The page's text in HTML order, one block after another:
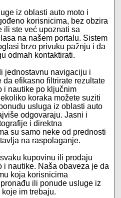
iz oblasti auto moto i
korisnicima, bez obzira
ili ste već upoznati sa
na našem portalu. Sistem
brzo privuku pažnju i da
odmah kontaktirati.
jednostavnu navigaciju i
da efikasno filtrirate rezultate
i nautike po ključnim
koraka možete suziti
usluga iz oblasti auto
odgovaraju. Jasni i
i direktna
su samo neke od prednosti
na raspolaganje.
kupovinu ili prodaju
i nautike. Naša obaveza je da
koja korisnicima
ili ponude usluge iz
im trebaju.